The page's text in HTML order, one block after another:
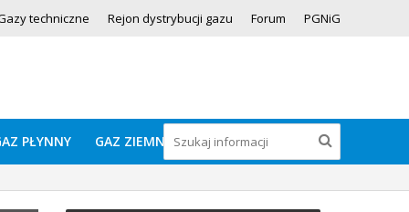
techniczne Rejon dystrybucji gazu Forum PGNiG
PŁYNNY GAZ ZIEMNY